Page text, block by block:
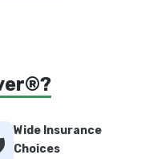
Wide Insurance
Choices